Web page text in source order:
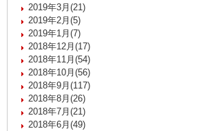
2019年3月(21)
2019年2月(5)
2019年1月(7)
2018年12月(17)
2018年11月(54)
2018年10月(56)
2018年9月(117)
2018年8月(26)
2018年7月(21)
2018年6月(49)